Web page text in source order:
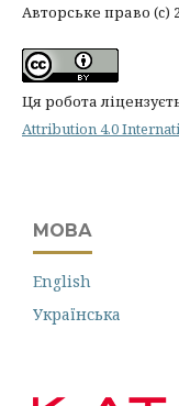
Авторське право (c)
Ця робота
Attribution 4.0
МОВА
English
Українська